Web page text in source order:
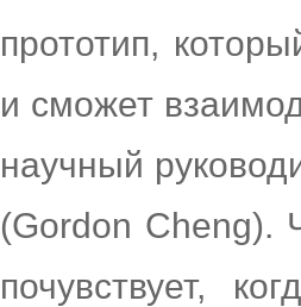
прототип,
и сможет
научный
(Gordon Cheng).
почувствует,